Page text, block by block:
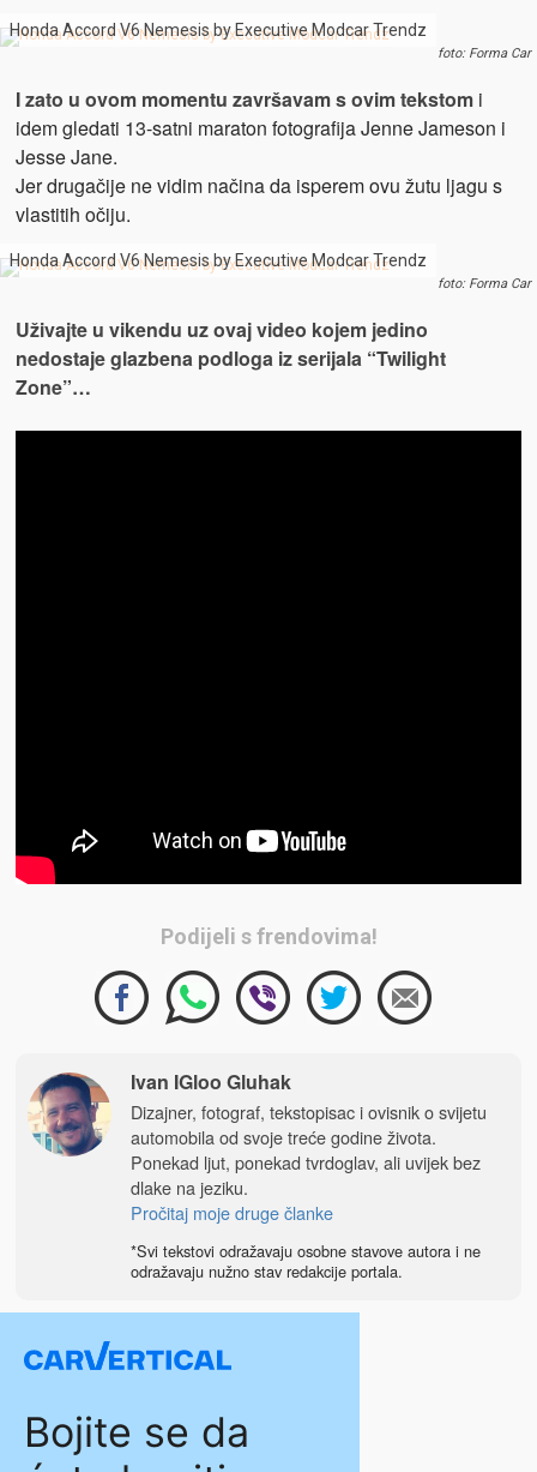
Honda Accord V6 Nemesis by Executive Modcar Trendz
foto: Forma Car
I zato u ovom momentu završavam s ovim tekstomi
idem gledati 13-satni maraton fotografija Jenne Jameson i
Jesse Jane.
Jer drugačije ne vidim načina da isperem ovu žutu ljagu s
vlastitih očiju.
Honda Accord V6 Nemesis by Executive Modcar Trendz
foto: Forma Car
Uživajte u vikendu uz ovaj video kojem jedino
nedostaje glazbena podloga iz serijala “Twilight
Zone”…
Podijeli s frendovima!
Ivan IGloo Gluhak
Dizajner, fotograf, tekstopisac i ovisnik o svijetu
automobila od svoje treće godine života.
Ponekad ljut, ponekad tvrdoglav, ali uvijek bez
dlake na jeziku.
Pročitaj moje druge članke
*Svi tekstovi odražavaju osobne stavove autora i ne
odražavaju nužno stav redakcije portala.